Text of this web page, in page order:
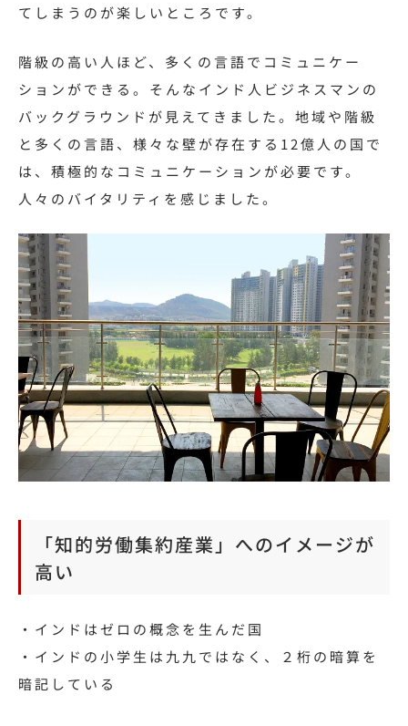
てしまうのが楽しいところです。
階級の高い人ほど、多くの言語でコミュニケー
ションができる。そんなインド人ビジネスマンの
バックグラウンドが見えてきました。地域や階級
と多くの言語、様々な壁が存在する12億人の国で
は、積極的なコミュニケーションが必要です。
人々のバイタリティを感じました。
「知的労働集約産業」へのイメージが
高い
・インドはゼロの概念を生んだ国
・インドの小学生は九九ではなく、２桁の暗算を
暗記している